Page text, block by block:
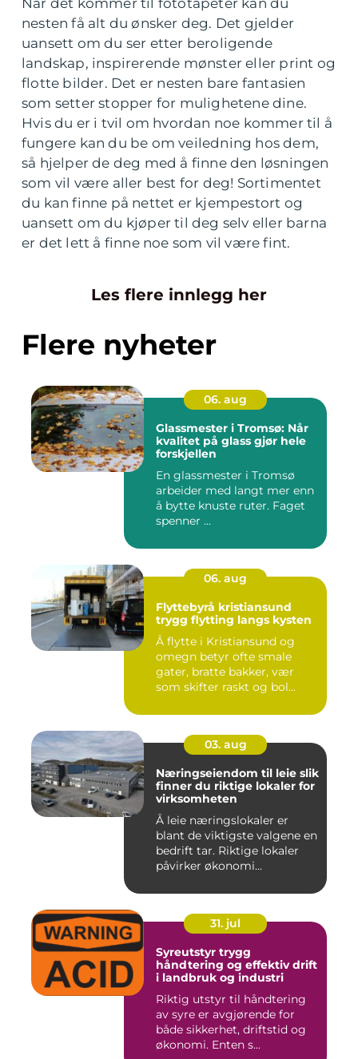
Når det kommer til fototapeter kan du
nesten få alt du ønsker deg. Det gjelder
uansett om du ser etter beroligende
landskap, inspirerende mønster eller print og
flotte bilder. Det er nesten bare fantasien
som setter stopper for mulighetene dine.
Hvis du er i tvil om hvordan noe kommer til å
fungere kan du be om veiledning hos dem,
så hjelper de deg med å finne den løsningen
som vil være aller best for deg! Sortimentet
du kan finne på nettet er kjempestort og
uansett om du kjøper til deg selv eller barna
er det lett å finne noe som vil være fint.
Les flere innlegg her
Flere nyheter
06. aug
Glassmester i Tromsø: Når
kvalitet på glass gjør hele
forskjellen
En glassmester i Tromsø
arbeider med langt mer enn
å bytte knuste ruter. Faget
spenner ...
06. aug
Flyttebyrå kristiansund
trygg flytting langs kysten
Å flytte i Kristiansund og
omegn betyr ofte smale
gater, bratte bakker, vær
som skifter raskt og bol...
03. aug
Næringseiendom til leie slik
finner du riktige lokaler for
virksomheten
Å leie næringslokaler er
blant de viktigste valgene en
bedrift tar. Riktige lokaler
påvirker økonomi...
31. jul
Syreutstyr trygg
håndtering og effektiv drift
i landbruk og industri
Riktig utstyr til håndtering
av syre er avgjørende for
både sikkerhet, driftstid og
økonomi. Enten s...